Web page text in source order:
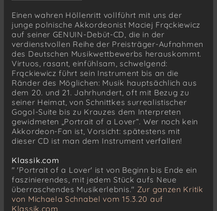
Jean-Philippe Rameau (1683–1764)
Cinquième Suite from Nouvelles Suites de
Pièces de Clavecin (v. 1728)
L’ Entretien des Muses
La Poule
Mikolaj Majkusiak (*1983)
Dyad (2016) for Accordion · World Premiere
Recording
Largo
Astor Piazzolla (1921–1992)
Flora’s Game from 3 Preludes (1987)
Zygmunt Krauze (*1938)
Portret kochanki – Portrait of a Lover (2018)
Einen wahren Höllenritt vollführt mit uns der
junge polnische Akkordeonist Maciej Frąckiewicz
auf seiner GENUIN-Debüt-CD, die in der
verdienstvollen Reihe der Preisträger-Aufnahmen
des Deutschen Musikwettbewerbs herauskommt.
Virtuos, rasant, einfühlsam, schwelgend:
Frąckiewicz führt sein Instrument bis an die
Ränder des Möglichen: Musik hauptsächlich aus
dem 20. und 21. Jahrhundert, oft mit Bezug zu
seiner Heimat, von Schnittkes surrealistischer
Gogol-Suite bis zu Krauzes dem Interpreten
gewidmeten „Portrait of a Lover“. Wer noch kein
Akkordeon-Fan ist, Vorsicht: spätestens mit
dieser CD ist man dem Instrument verfallen!
Klassik.com
" 'Portrait of a Lover' ist von Beginn bis Ende ein
faszinierendes, mit jedem Stück aufs Neue
überraschendes Musikerlebnis." Zur ganzen Kritik
von Michaela Schnabel vom 15.3.20 auf
Klassik.com